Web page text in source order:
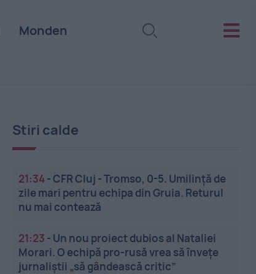
Monden
Stiri calde
21:34-CFR Cluj - Tromso, 0-5. Umilință de
zile mari pentru echipa din Gruia. Returul
nu mai contează
21:23 - Un nou proiect dubios al Nataliei
Morari. O echipă pro-rusă vrea să înveţe
jurnaliştii „să gândească critic”